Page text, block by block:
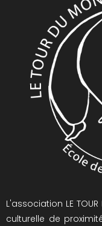
L'association LE TOUR
culturelle de